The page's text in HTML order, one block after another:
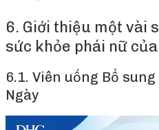
6. Giới thiệu một vài
sức khỏe phái nữ của
6.1. Viên uống Bổ sung
Ngày